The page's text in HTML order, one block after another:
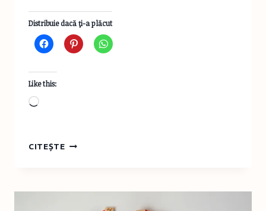
Distribuie dacă ţi-a plăcut
Like this:
Loading…
CITEȘTECOLIER
BERE